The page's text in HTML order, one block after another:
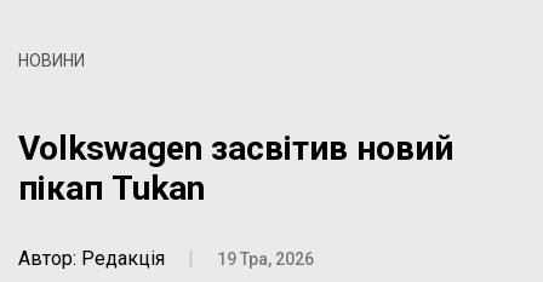
НОВИНИ
Volkswagen засвітив новий
пікап Tukan
Автор: Редакція | 19 Тра, 2026